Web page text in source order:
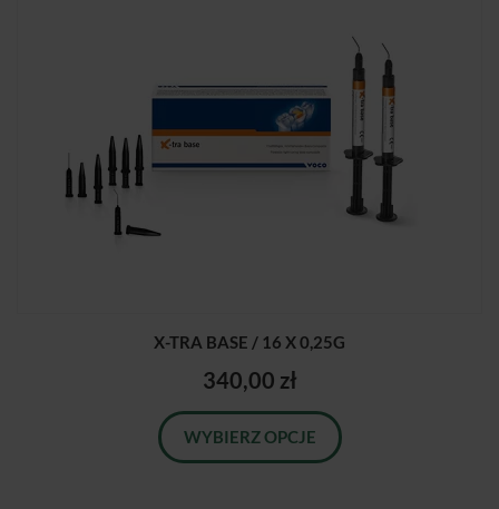
X-TRA BASE / 16 X 0,25G
340,00 zł
WYBIERZ OPCJE